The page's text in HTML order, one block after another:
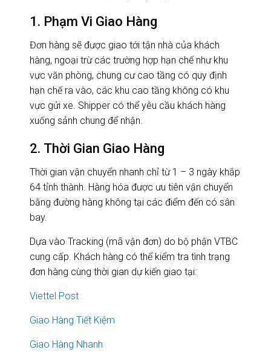
1. Phạm Vi Giao Hàng
Đơn hàng sẽ được giao tới tận nhà của khách
hàng, ngoại trừ các trường hợp hạn chế như khu
vực văn phòng, chung cư cao tầng có quy định
hạn chế ra vào, các khu cao tầng không có khu
vực gửi xe. Shipper có thể yêu cầu khách hàng
xuống sảnh chung để nhận.
2. Thời Gian Giao Hàng
Thời gian vận chuyển nhanh chỉ từ 1 – 3 ngày khắp
64 tỉnh thành. Hàng hóa được ưu tiên vận chuyển
bằng đường hàng không tại các điểm đến có sân
bay.
Dựa vào Tracking (mã vận đơn) do bộ phận VTBC
cung cấp. Khách hàng có thể kiểm tra tình trạng
đơn hàng cùng thời gian dự kiến giao tại:
Viettel Post
Giao Hàng Tiết Kiệm
Giao Hàng Nhanh